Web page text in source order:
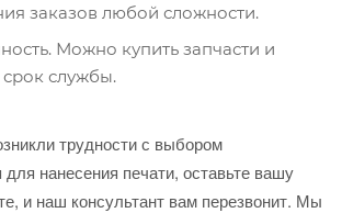
заказов любой сложности.
Можно купить запчасти и
службы.
трудности с выбором
нанесения печати, оставьте вашу
и наш консультант вам перезвонит. Мы